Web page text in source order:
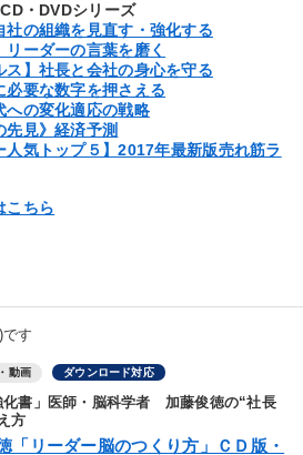
事業家のロマンと経営
専門家のアドバイス
ナー収録講演ＣＤ・講演ＤＶＤ・デジ
ーミング・ダウンロード）
売れ筋・人気〉音声＆動画20選
組織と人を動かすマネジメント力を磨く
める講話
・DVDシリーズ
社の組織を見直す・強化する
リーダーの言葉を磨く
ス】社長と会社の身心を守る
必要な数字を押さえる
への変化適応の戦略
先見》経済予測
人気トップ５】2017年最新版売れ筋ラ
こちら
す
動画 ダウンロード対応
化書」医師・脳科学者 加藤俊徳の“社長
方
「リーダー脳のつくり方」ＣＤ版・